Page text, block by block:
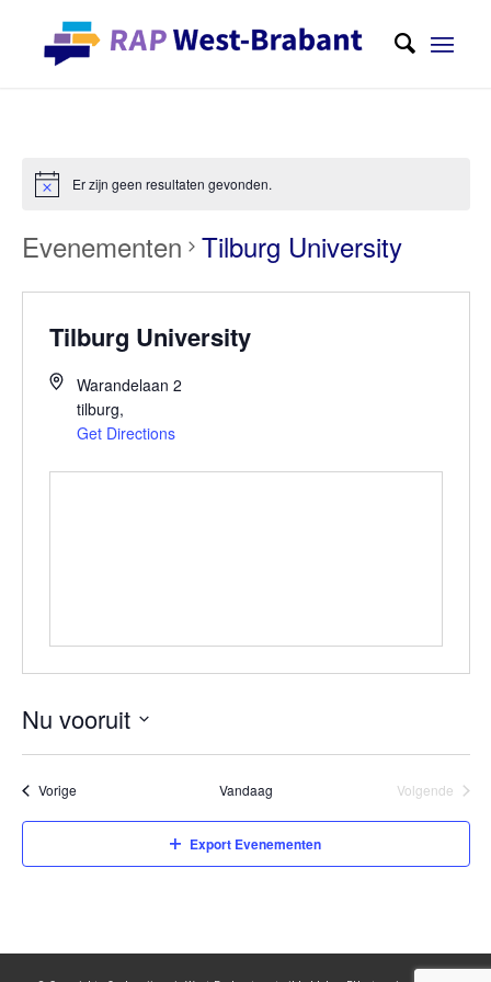
Er zijn geen resultaten gevonden.
Evenementen Tilburg University
Tilburg University
Warandelaan 2
tilburg,
Get Directions
Nu vooruit
Selecteer
eenVorigeEvenementen Vandaag
Volgende
Export Evenementen